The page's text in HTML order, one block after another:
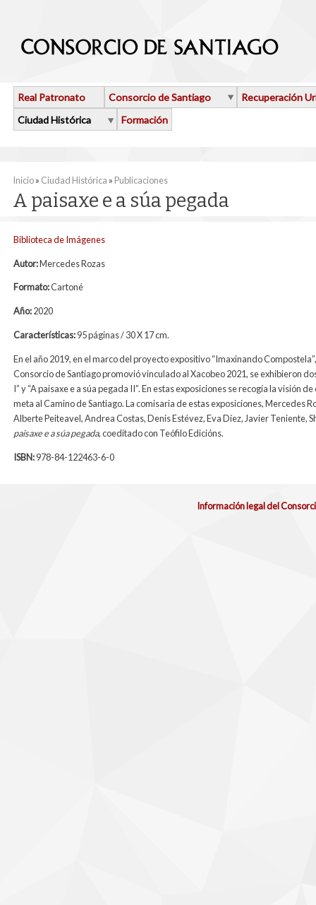
Real Patronato Consorcio de Santiago
Recuperación
Ciudad Histórica
Formación
Se encuentra usted aquí
Inicio» Ciudad Histórica » Publicaciones
A paisaxe e a súa pegada
Biblioteca de Imágenes
Autor:Mercedes Rozas
Formato:Cartoné
Año:2020
Características:95 páginas / 30 X 17 cm.
En el año 2019, en el marco del proyecto expositivo “Imaxinando
Consorcio de Santiago promovió vinculado al Xacobeo 2021, se exhibieron
I” y “A paisaxe e a súa pegada II”. En estas exposiciones se recogía la visión
meta al Camino de Santiago. La comisaria de estas exposiciones, Mercedes
Alberte Peiteavel, Andrea Costas, Denís Estévez, Eva Díez, Javier Teniente,
paisaxe e a súa pegada, coeditado con Teófilo Edicións.
ISBN:978-84-122463-6-0
Información legal del